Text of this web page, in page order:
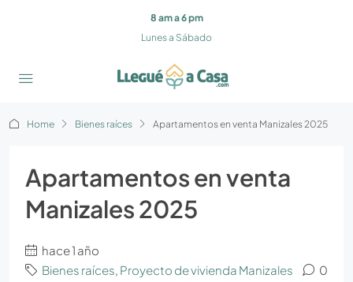
8 am a 6 pm
Lunes a Sábado
Home Bienes raíces Apartamentos en venta Manizales 2025
Apartamentos en venta
Manizales 2025
hace 1 año
Bienes raíces, Proyecto de vivienda Manizales 0